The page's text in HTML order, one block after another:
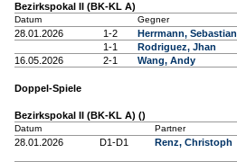
Bezirkspokal II (BK-KL A)
Datum Gegner
28.01.2026 1-2 Herrmann, Sebastian
1-1
Rodriguez, Jhan
16.05.2026
2-1 Wang, Andy
Doppel-Spiele
Bezirkspokal II (BK-KL A) ()
Datum Partner
28.01.2026 D1-D1 Renz, Christoph